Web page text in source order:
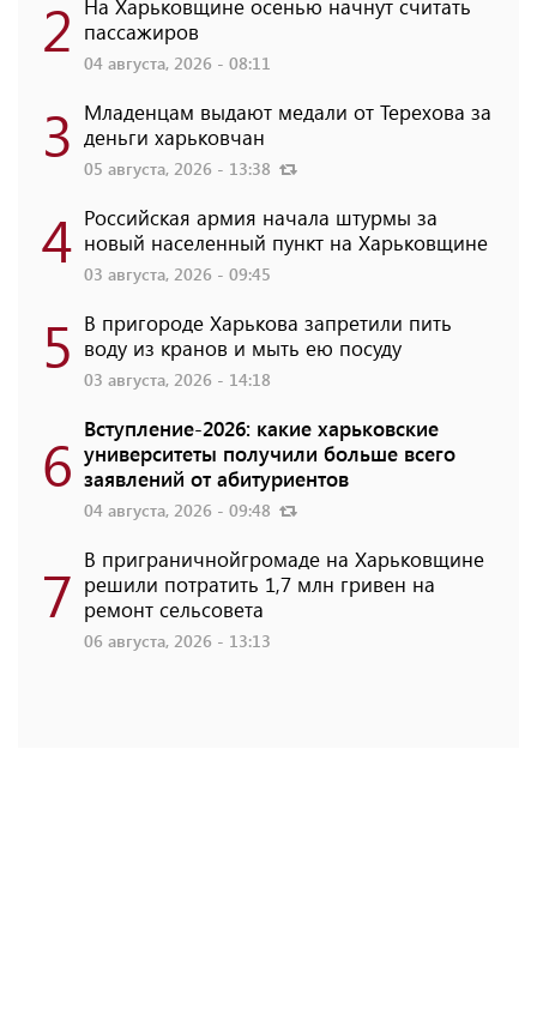
2
На Харьковщине осенью начнут считать
пассажиров
04 августа, 2026 - 08:11
3 Младенцам выдают медали от Терехова за
деньги харьковчан
05 августа, 2026 - 13:38
4 Российская армия начала штурмы за
новый населенный пункт на Харьковщине
03 августа, 2026 - 09:45
5 В пригороде Харькова запретили пить
воду из кранов и мыть ею посуду
03 августа, 2026 - 14:18
6 Вступление-2026: какие харьковские
университеты получили больше всего
заявлений от абитуриентов
04 августа, 2026 - 09:48
7 В приграничнойгромаде на Харьковщине
решили потратить 1,7 млн ​​гривен на
ремонт сельсовета
06 августа, 2026 - 13:13